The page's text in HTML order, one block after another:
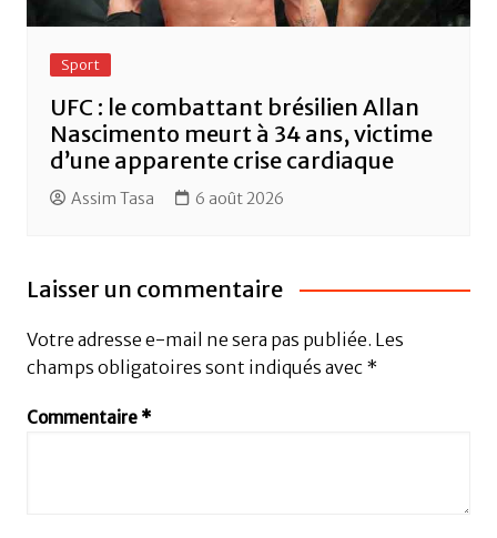
Sport
UFC : le combattant brésilien Allan
Nascimento meurt à 34 ans, victime
d’une apparente crise cardiaque
Assim Tasa 6 août 2026
Laisser un commentaire
Votre adresse e-mail ne sera pas publiée. Les
champs obligatoires sont indiqués avec *
Commentaire *